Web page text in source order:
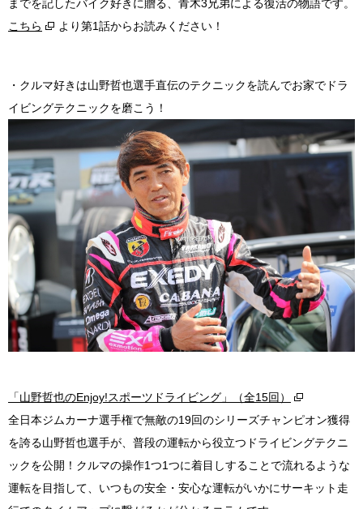
までを記したバイク好きに贈る、青木3兄弟による復活の物語です。
こちら
より第1話からお読みください！
・クルマ好きは山野哲也選手直伝のテクニックを読んでお家でドラ
イビングテクニックを磨こう！
「山野哲也のEnjoy!スポーツドライビング」（全15回）
全日本ジムカーナ選手権で無敵の19回のシリーズチャンピオン獲得
を誇る山野哲也選手が、普段の運転から役立つドライビングテクニ
ックを公開！クルマの操作1つ1つに着目しすることで流れるような
運転を目指して、いつもの安全・安心な運転がいかにサーキット走